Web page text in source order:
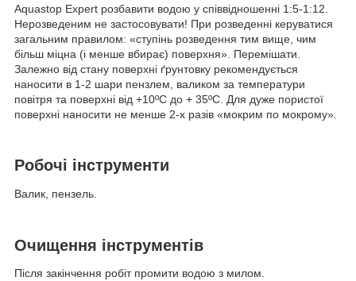
Aquastop Expert розбавити водою у співвідношенні 1:5-1:12.
Нерозведеним не застосовувати! При розведенні керуватися
загальним правилом: «ступінь розведення тим вище, чим
більш міцна (і менше вбирає) поверхня». Перемішати.
Залежно від стану поверхні ґрунтовку рекомендується
наносити в 1-2 шари пензлем, валиком за температури
повітря та поверхні від +10ºС до + 35ºС. Для дуже пористої
поверхні наносити не менше 2-х разів «мокрим по мокрому».
Робочі інструменти
Валик, пензель.
Очищення інструментів
Після закінчення робіт промити водою з милом.